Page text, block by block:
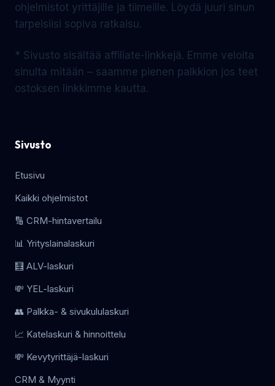
ohjelmistot yrittäjille ja tiimeille. Löydä juuri sinun
tarpeisiisi sopiva ratkaisu.
* Sivusto sisältää affiliate-linkkejä. Emme veloita
sinulta mitään – saamme pienen palkkion jos teet
ostoksen linkkimme kautta.
Sivusto
Etusivu
Kaikki ohjelmistot
🔢 CRM-hintavertailu
📊 Yrityslainalaskuri
🧮 ALV-laskuri
💸 YEL-laskuri
👥 Palkka- & sivukululaskuri
📈 Katelaskuri & hinnoittelu
💸 Kevytyrittäjä-laskuri
CRM & Myynti